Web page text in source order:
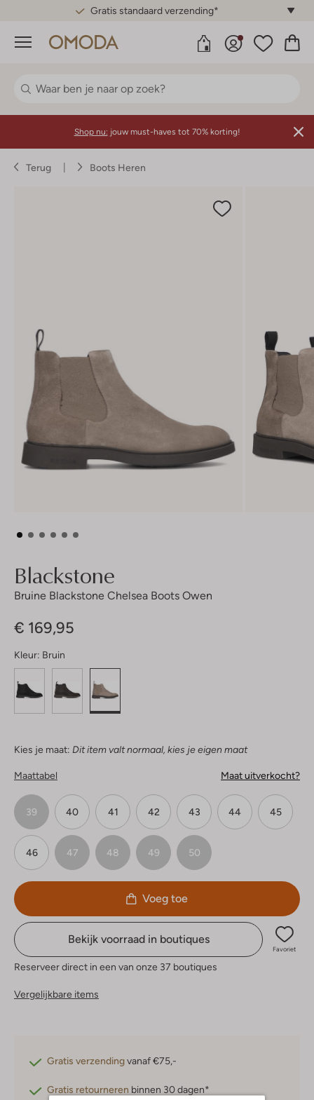
Gratis standaard verzending*
Menu
Shop nu: jouw must-haves tot 70% korting!
Terug Boots Heren
Blackstone
Bruine Blackstone Chelsea Boots Owen
€ 169,95
Kleur: Bruin
Kies je maat: Dit item valt normaal, kies je eigen maat
Maattabel Maat uitverkocht?
39 40 41 42 43 44 45
46 47 48 49 50
Voeg toe
Bekijk voorraad in boutiques
Favoriet
Reserveer direct in een van onze 37 boutiques
Vergelijkbare items
Gratis verzendingvanaf €75,-
Gratis retourneren binnen 30 dagen*